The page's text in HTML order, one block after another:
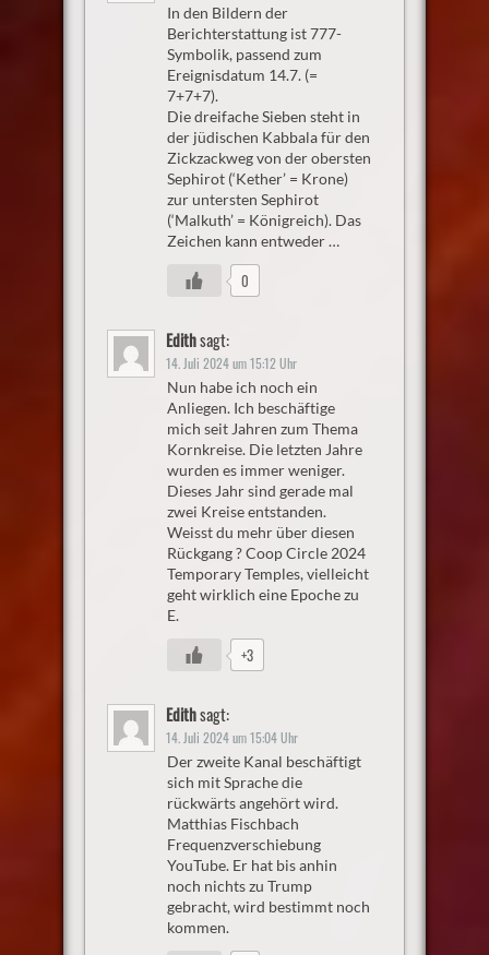
In den Bildern der
Berichterstattung ist 777-
Symbolik, passend zum
Ereignisdatum 14.7. (=
7+7+7).
Die dreifache Sieben steht in
der jüdischen Kabbala für den
Zickzackweg von der obersten
Sephirot (‘Kether’ = Krone)
zur untersten Sephirot
(‘Malkuth’ = Königreich). Das
Zeichen kann entweder …
0
Edithsagt:
14. Juli 2024 um 15:12 Uhr
Nun habe ich noch ein
Anliegen. Ich beschäftige
mich seit Jahren zum Thema
Kornkreise. Die letzten Jahre
wurden es immer weniger.
Dieses Jahr sind gerade mal
zwei Kreise entstanden.
Weisst du mehr über diesen
Rückgang ? Coop Circle 2024
Temporary Temples, vielleicht
geht wirklich eine Epoche zu
E.
+3
Edithsagt:
14. Juli 2024 um 15:04 Uhr
Der zweite Kanal beschäftigt
sich mit Sprache die
rückwärts angehört wird.
Matthias Fischbach
Frequenzverschiebung
YouTube. Er hat bis anhin
noch nichts zu Trump
gebracht, wird bestimmt noch
kommen.